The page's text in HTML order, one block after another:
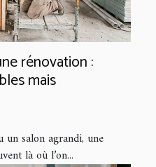
rénovation :
mais
un salon agrandi, une
là où l’on...